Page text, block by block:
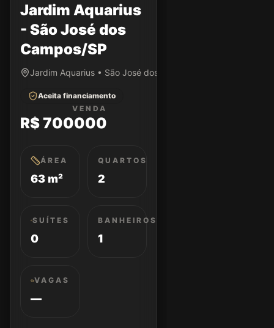
Jardim Aquarius
- São José dos
Campos/SP
Jardim Aquarius • São José dos Campos/SP
Aceita financiamento
VENDA
R$ 700000
ÁREA
63 m²
QUARTOS
2
SUÍTES
0
BANHEIROS
1
VAGAS
—